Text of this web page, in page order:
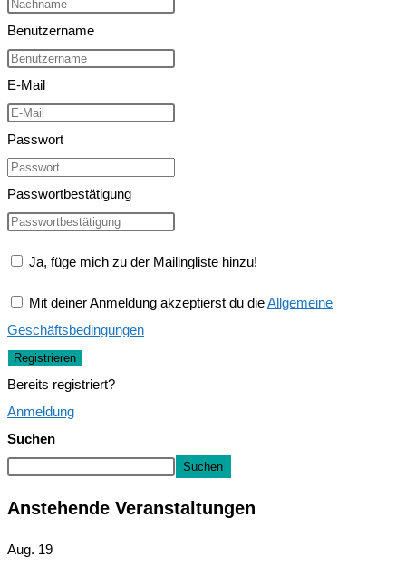
Benutzername
E-Mail
Passwort
Passwortbestätigung
Ja, füge mich zu der Mailingliste hinzu!
Mit deiner Anmeldung akzeptierst du dieAllgemeine
Geschäftsbedingungen
Registrieren
Bereits registriert?
Anmeldung
Suchen
Suchen
Anstehende Veranstaltungen
Aug. 19